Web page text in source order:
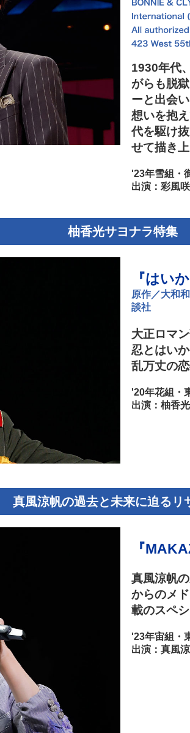
1930年代
がらも脱
ーと出会
想いを抱
代を駆け
せて描き
'23年雪組・
出演：彩風
柚香光サヨナラ特集
『はい
原作／大和
談社
大正ロマ
忍とはい
乱万丈の
'20年花組
出演：柚香
真風涼帆の過去と未来に迫るリ
『
真風涼帆
からのメ
載のスペシ
'23年宙組・
出演：真風